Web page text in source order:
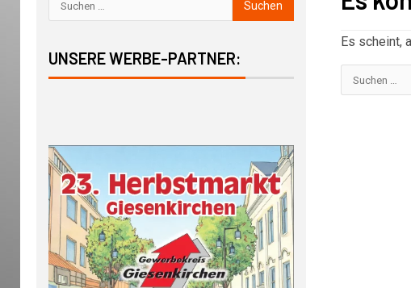
Es scheint,
UNSERE WERBE-PARTNER: